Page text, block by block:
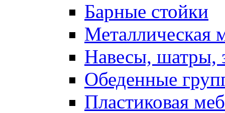
Барные стойки
Металлическая
Навесы, шатры,
Обеденные
Пластиковая